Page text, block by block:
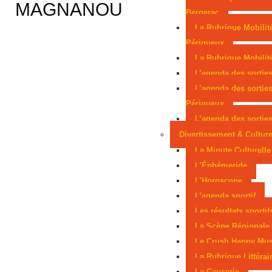
Bergerac
La Rubrique
Périgueux
La Rubrique
L’agenda des
L’agenda des sorties
Périgueux
L’agenda des
Divertissement & Culture
La Minute Culturelle
L’Éphémeride
L’Horoscope
L’agenda sportif
Les résultats
La Scène Régionale
Le Crush Happy
La Rubrique
Périgourdin en lice aux Mondiaux juniors
MAGNANOU